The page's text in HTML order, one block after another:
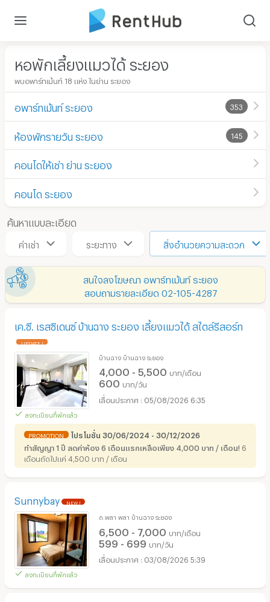
หอพักเลี้ยงแมวได้ ระยอง
พบอพาร์ทเม้นท์ 18 แห่ง ในย่าน ระยอง
อพาร์ทเม้นท์ ระยอง 353
ห้องพักรายวัน ระยอง 145
คอนโดให้เช่า ย่าน ระยอง
คอนโด ระยอง
ค้นหาแบบละเอียด
ค่าเช่า ระยะทาง สิ่งอำนวยความสะดวก
สนใจลงโฆษณา อพาร์ทเม้นท์ ระยอง
สอบถามรายละเอียด 02-105-4287
เค.ซี. เรสซิเดนซ์ บ้านฉาง ระยอง เลี้ยงแมวได้ สไตล์รีสอร์ท
UPDATE !
ลงทะเบียนที่พักแล้ว
บ้านฉาง บ้านฉาง ระยอง
4,000 - 5,500 บาท/เดือน
600 บาท/วัน
05/08/2026 6:35
PROMOTION โปรโมชั่น 30/06/2024 - 30/12/2026
ทำสัญญา 1 ปี ลดค่าห้อง 6 เดือนแรกเหลือเพียง 4,000 บาท / เดือน! 6
เดือนถัดไปแค่ 4,500 บาท / เดือน
Sunnybay NEW !
ลงทะเบียนที่พักแล้ว
ถ.พลา พลา บ้านฉาง ระยอง
6,500 - 7,000 บาท/เดือน
599 - 699 บาท/วัน
03/08/2026 5:39